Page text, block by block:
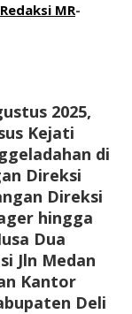
Redaksi MR-
2025,
Kejati
di
Direksi
Direksi
hingga
Dua
Jln Medan
Kantor
Deli